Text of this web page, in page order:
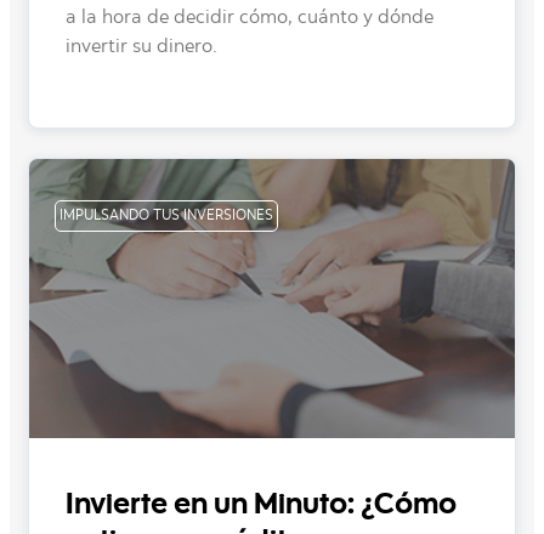
a la hora de decidir cómo, cuánto y dónde
invertir su dinero.
IMPULSANDO TUS INVERSIONES
Invierte en un Minuto: ¿Cómo